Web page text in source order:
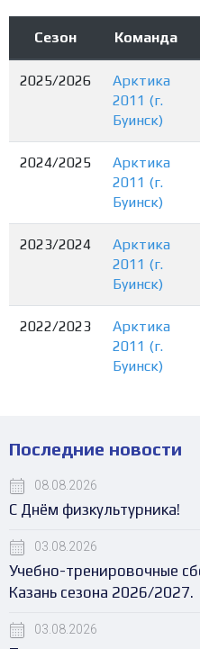
Сезон Команда
2025/2026
Арктика
2011 (г.
Буинск)
2024/2025
Арктика
2011 (г.
Буинск)
2023/2024
Арктика
2011 (г.
Буинск)
2022/2023
Арктика
2011 (г.
Буинск)
Последние новости
08.08.2026
С Днём физкультурника!
03.08.2026
Учебно-тренировочные
Казань сезона 2026/2027.
03.08.2026